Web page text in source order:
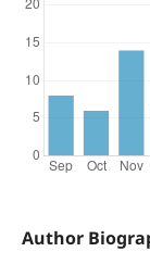
Author